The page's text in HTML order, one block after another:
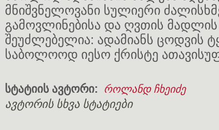
მნიშვნელოვანი სულიერი
გამოვლინებისა და ღვთის მადლის
შეუძლებელია: ადამიანს ცოდვის
საბოლოოდ იესო ქრისტე
სტატიის ავტორი: როლანდ ჩხეიძე
ავტორის სხვა სტატიები